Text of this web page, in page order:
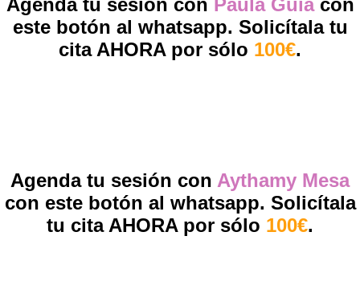
Agenda tu sesión con Paula Guíacon
este botón al whatsapp. Solicítala tu
cita AHORA por sólo 100€.
Agenda tu sesión con Aythamy Mesa
con este botón al whatsapp. Solicítala
tu cita AHORA por sólo 100€.